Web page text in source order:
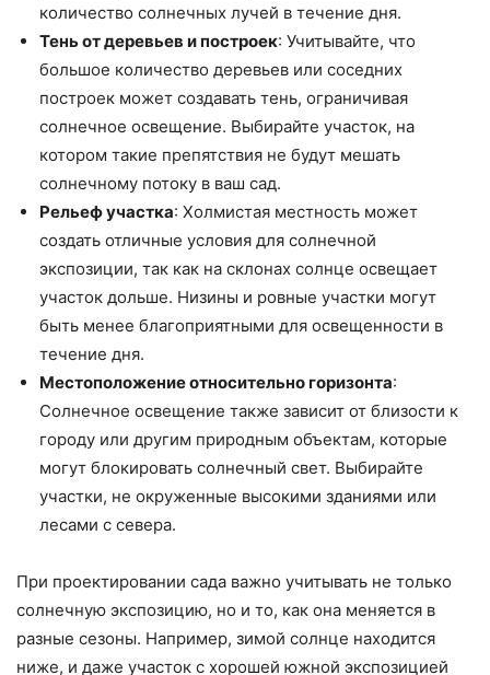
количество солнечных лучей в течение дня.
Тень от деревьев и построек: Учитывайте, что
большое количество деревьев или соседних
построек может создавать тень, ограничивая
солнечное освещение. Выбирайте участок, на
котором такие препятствия не будут мешать
солнечному потоку в ваш сад.
Рельеф участка: Холмистая местность может
создать отличные условия для солнечной
экспозиции, так как на склонах солнце освещает
участок дольше. Низины и ровные участки могут
быть менее благоприятными для освещенности в
течение дня.
Местоположение относительно горизонта:
Солнечное освещение также зависит от близости к
городу или другим природным объектам, которые
могут блокировать солнечный свет. Выбирайте
участки, не окруженные высокими зданиями или
лесами с севера.
При проектировании сада важно учитывать не только
солнечную экспозицию, но и то, как она меняется в
разные сезоны. Например, зимой солнце находится
ниже, и даже участок с хорошей южной экспозицией